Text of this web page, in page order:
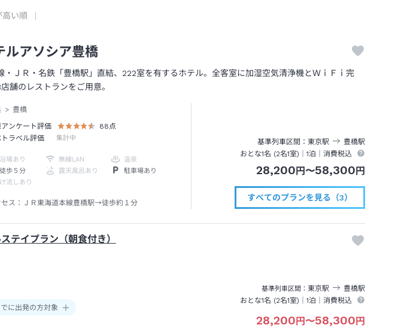
高い順
ルアソシア豊橋
・ＪＲ・名鉄「豊橋駅」直結、222室を有するホテル。全客室に加湿空気清浄機とＷｉＦｉ完
舗のレストランをご用意。
豊橋
ンケート評価
88点
ラベル評価
集計中
場あり 無線LAN
温泉
歩５分
露天風呂あり
駐車場あり
流しあり
ス： ＪＲ東海道本線豊橋駅→徒歩約１分
基準列車区間 東京駅 豊橋駅
おとな1名 (2名1室)｜1泊 ｜消費税込
28,200円〜58,300円
すべてのプランを見る（3）
テイプラン（朝食付き）
に出発の方対象
基準列車区間 東京駅 豊橋駅
おとな1名 (2名1室)｜1泊 ｜消費税込
28,200円〜58,300円